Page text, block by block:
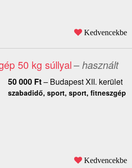
Kedvencekbe
50 kg súllyal– használt
50 000 Ft– Budapest XII. kerület
szabadidő, sport, sport, fitneszgép
Kedvencekbe